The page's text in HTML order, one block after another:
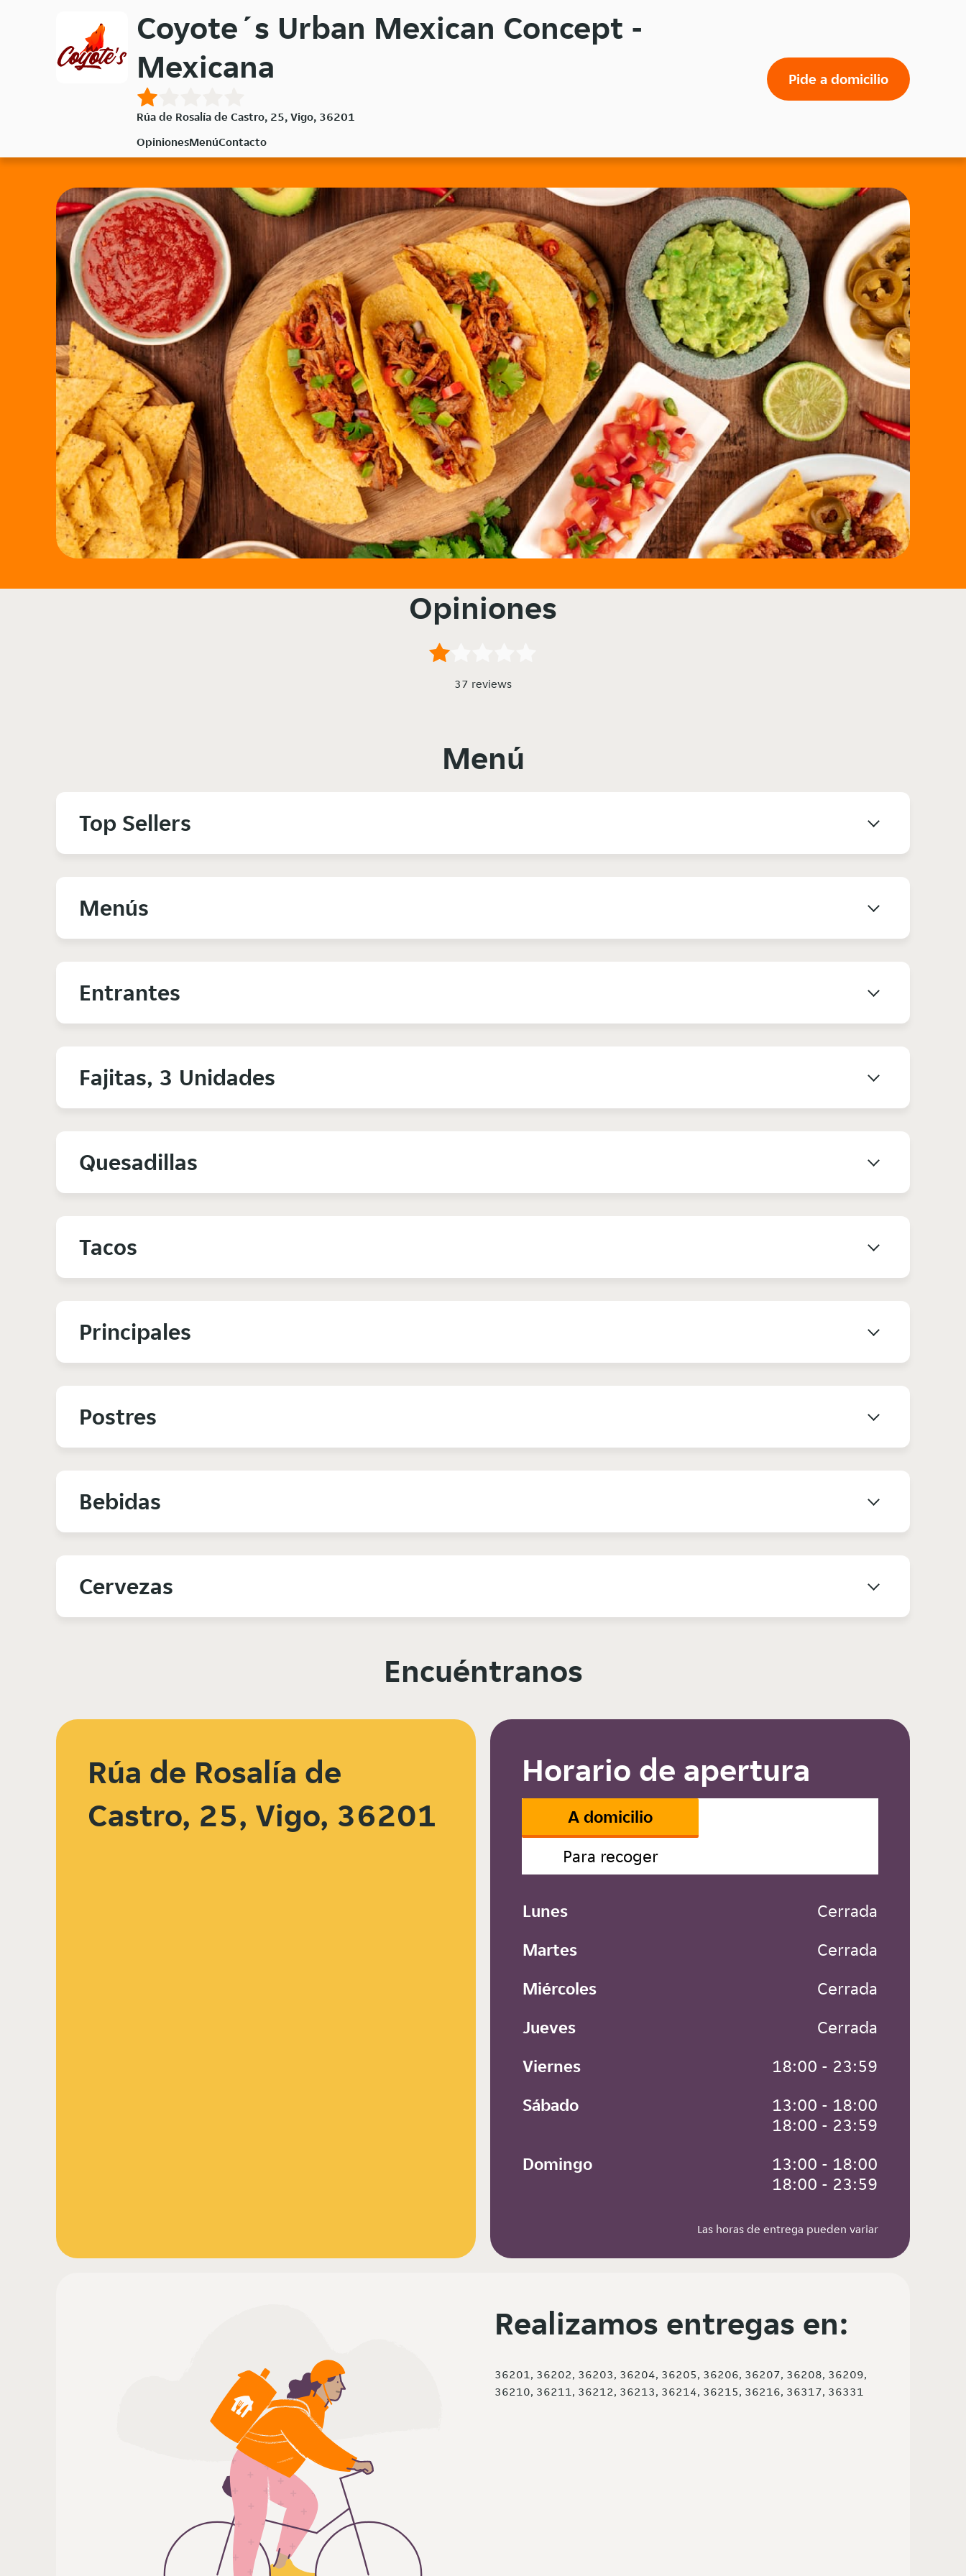
Coyote´s Urban Mexican Concept -
Mexicana
Rúa de Rosalía de Castro, 25, Vigo, 36201
Pide a domicilio
OpinionesMenúContacto
Opiniones
37 reviews
Menú
Top Sellers
Menús
Entrantes
Fajitas, 3 Unidades
Quesadillas
Tacos
Principales
Postres
Bebidas
Cervezas
Encuéntranos
Rúa de Rosalía de
Castro, 25, Vigo, 36201
Horario de apertura
A domicilio
Para recoger
Lunes
Cerrada
Martes
Cerrada
Miércoles
Cerrada
Jueves
Cerrada
Viernes
18:00 - 23:59
Sábado
13:00 - 18:00
18:00 - 23:59
Domingo
13:00 - 18:00
18:00 - 23:59
Las horas de entrega pueden variar
Realizamos entregas en:
36201, 36202, 36203, 36204, 36205, 36206, 36207, 36208, 36209,
36210, 36211, 36212, 36213, 36214, 36215, 36216, 36317, 36331